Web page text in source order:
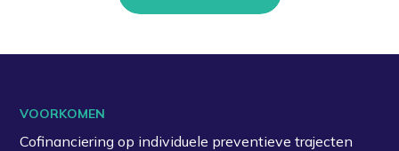
VOORKOMEN
Cofinanciering op individuele preventieve trajecten